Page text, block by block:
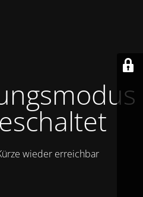
wieder erreichbar